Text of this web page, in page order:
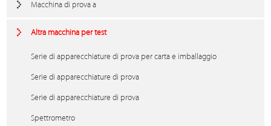
Macchina di prova a
Altra macchina per test
Serie di apparecchiature di prova per carta e imballaggio
Serie di apparecchiature di prova
Serie di apparecchiature di prova
Spettrometro